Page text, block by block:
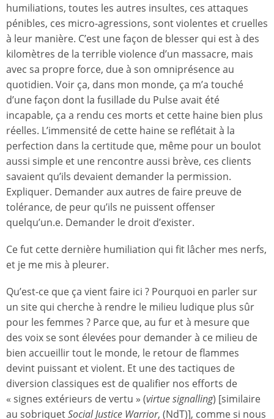
humiliations, toutes les autres insultes, ces attaques
pénibles, ces micro-agressions, sont violentes et cruelles
à leur manière. C’est une façon de blesser qui est à des
kilomètres de la terrible violence d’un massacre, mais
avec sa propre force, due à son omniprésence au
quotidien. Voir ça, dans mon monde, ça m’a touché
d’une façon dont la fusillade du Pulse avait été
incapable, ça a rendu ces morts et cette haine bien plus
réelles. L’immensité de cette haine se reflétait à la
perfection dans la certitude que, même pour un boulot
aussi simple et une rencontre aussi brève, ces clients
savaient qu’ils devaient demander la permission.
Expliquer. Demander aux autres de faire preuve de
tolérance, de peur qu’ils ne puissent offenser
quelqu’un.e. Demander le droit d’exister.
Ce fut cette dernière humiliation qui fit lâcher mes nerfs,
et je me mis à pleurer.
Qu’est-ce que ça vient faire ici ? Pourquoi en parler sur
un site qui cherche à rendre le milieu ludique plus sûr
pour les femmes ? Parce que, au fur et à mesure que
des voix se sont élevées pour demander à ce milieu de
bien accueillir tout le monde, le retour de flammes
devint puissant et violent. Et une des tactiques de
diversion classiques est de qualifier nos efforts de
« signes extérieurs de vertu » (virtue signalling) [similaire
au sobriquetSocial Justice Warrior, (NdT)], comme si nous